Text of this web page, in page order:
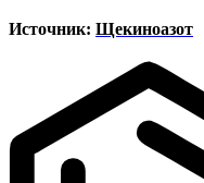
Источник: Щекиноазот